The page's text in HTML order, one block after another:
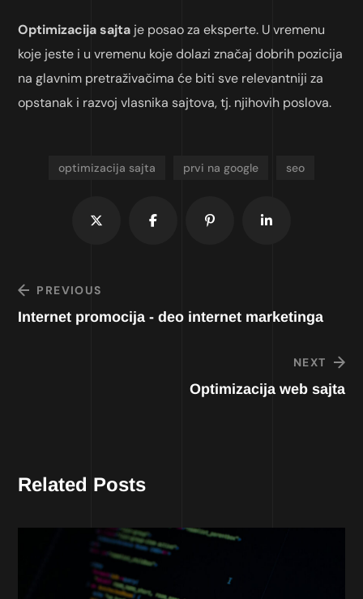
Optimizacija sajta je posao za eksperte. U vremenu
koje jeste i u vremenu koje dolazi značaj dobrih pozicija
na glavnim pretraživačima će biti sve relevantniji za
opstanak i razvoj vlasnika sajtova, tj. njihovih poslova.
optimizacija sajta prvi na google seo
PREVIOUS
Internet promocija - deo internet marketinga
NEXT
Optimizacija web sajta
Related Posts